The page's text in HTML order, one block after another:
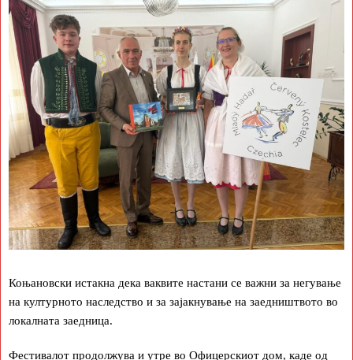
Коњановски истакна дека ваквите настани се важни за негување
на културното наследство и за зајакнување на заедништвото во
локалната заедница.
Фестивалот продолжува и утре во Офицерскиот дом, каде од